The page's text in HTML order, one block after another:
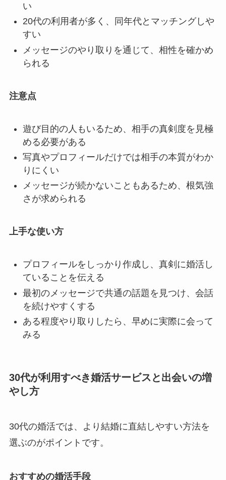
い
20代の利用者が多く、同年代とマッチングしや
すい
メッセージのやり取りを通じて、相性を確かめ
られる
注意点
遊び目的の人もいるため、相手の真剣度を見極
める必要がある
写真やプロフィールだけでは相手の本質がわか
りにくい
メッセージが続かないこともあるため、根気強
さが求められる
上手な使い方
プロフィールをしっかり作成し、真剣に婚活し
ていることを伝える
最初のメッセージで共通の話題を見つけ、会話
を続けやすくする
ある程度やり取りしたら、早めに実際に会って
みる
30代が利用すべき婚活サービスと出会いの増
やし方
30代の婚活では、より結婚に直結しやすい方法を
選ぶのがポイントです。
おすすめの婚活手段